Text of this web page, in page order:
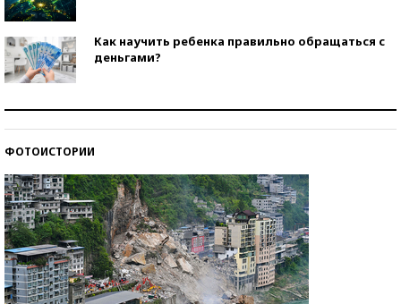
Как научить ребенка правильно обращаться с
деньгами?
ФОТОИСТОРИИ